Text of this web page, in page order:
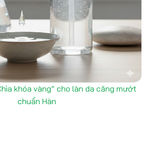
khóa vàng” cho làn da căng mướt
chuẩn Hàn